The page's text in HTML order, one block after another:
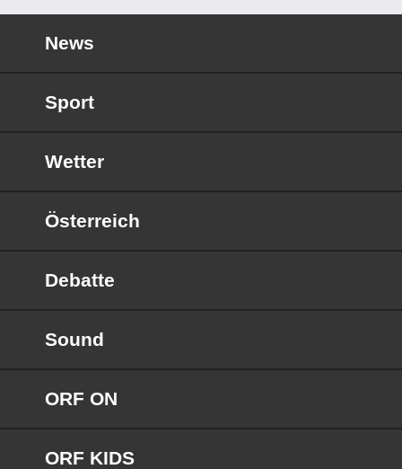
News
Sport
Wetter
Österreich
Debatte
Sound
ORF ON
ORF KIDS